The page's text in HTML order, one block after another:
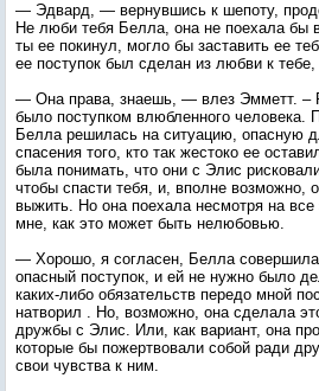
— Эдвард, — вернувшись к шепоту,
Не люби тебя Белла, она не поехала бы
ты ее покинул, могло бы заставить ее
ее поступок был сделан из любви к тебе,
— Она права, знаешь, — влез Эмметт. –
было поступком влюбленного человека.
Белла решилась на ситуацию, опасную
спасения того, кто так жестоко ее
была понимать, что они с Элис
чтобы спасти тебя, и, вполне возможно,
выжить. Но она поехала несмотря на все
мне, как это может быть нелюбовью.
— Хорошо, я согласен, Белла совершила
опасный поступок, и ей не нужно было
каких-либо обязательств передо мной
натворил . Но, возможно, она сделала
дружбы с Элис. Или, как вариант, она
которые бы пожертвовали собой ради
свои чувства к ним.